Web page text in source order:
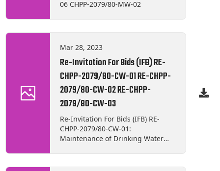
06 CHPP-2079/80-MW-02
Mar 28, 2023
Re-Invitation For Bids (IFB) RE-
CHPP-2079/80-CW-01 RE-CHPP-
2079/80-CW-02 RE-CHPP-
2079/80-CW-03
Re-Invitation For Bids (IFB) RE-
CHPP-2079/80-CW-01:
Maintenance of Drinking Water
Thambuchet, Rasuwa RE-CHPP-